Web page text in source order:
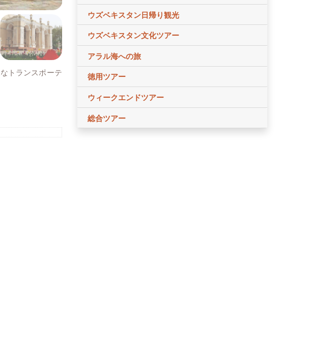
トランスポーテ
ウズベキスタン日帰り観光
ウズベキスタン文化ツアー
アラル海への旅
徳用ツアー
ウィークエンドツアー
総合ツアー